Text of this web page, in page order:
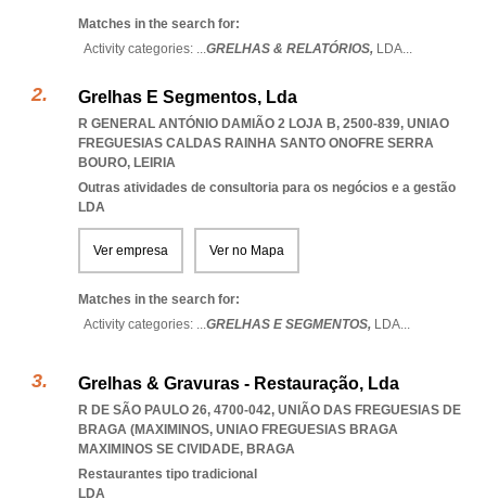
Matches in the search for:
Activity categories: ...GRELHAS & RELATÓRIOS, LDA...
Grelhas E Segmentos, Lda
R GENERAL ANTÓNIO DAMIÃO 2 LOJA B, 2500-839, UNIAO
FREGUESIAS CALDAS RAINHA SANTO ONOFRE SERRA
BOURO, LEIRIA
Outras atividades de consultoria para os negócios e a gestão
LDA
Ver empresa Ver no Mapa
Matches in the search for:
Activity categories: ...GRELHAS E SEGMENTOS, LDA...
Grelhas & Gravuras - Restauração, Lda
R DE SÃO PAULO 26, 4700-042, UNIÃO DAS FREGUESIAS DE
BRAGA (MAXIMINOS, UNIAO FREGUESIAS BRAGA
MAXIMINOS SE CIVIDADE, BRAGA
Restaurantes tipo tradicional
LDA